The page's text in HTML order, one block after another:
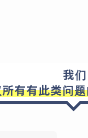
我们
有有此类问